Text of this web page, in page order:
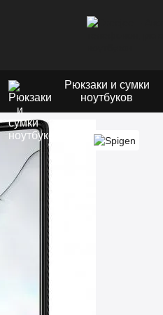
Рюкзаки и сумки
ноутбуков